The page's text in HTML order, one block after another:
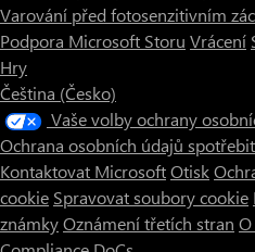
Varování před fotosenzitivním
Podpora Microsoft Storu Vrácení
Hry
Čeština (Česko)
Vaše volby ochrany
Ochrana osobních údajů
Kontaktovat MicrosoftOtisk
cookie Spravovat soubory cookie
známkyOznámení třetích stran